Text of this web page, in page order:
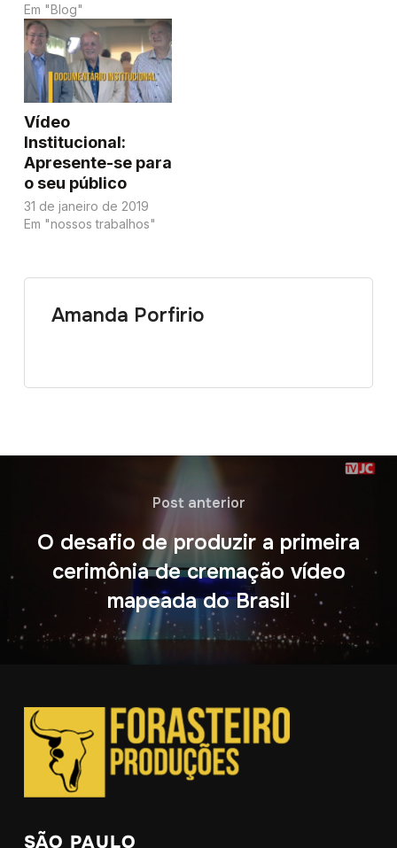
Em "Blog"
Vídeo
Institucional:
Apresente-se para
o seu público
31 de janeiro de 2019
Em "nossos trabalhos"
Amanda Porfirio
Post anterior
O desafio de produzir a primeira
cerimônia de cremação vídeo
mapeada do Brasil
SÃO PAULO